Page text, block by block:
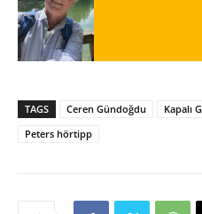
TAGS Ceren Gündoğdu Kapalı
Peters hörtipp